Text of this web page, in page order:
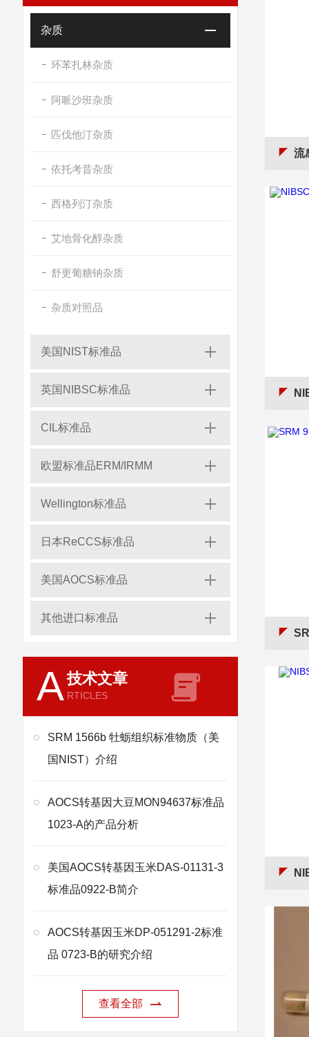
杂质
环苯扎林杂质
阿哌沙班杂质
匹伐他汀杂质
依托考昔杂质
西格列汀杂质
艾地骨化醇杂质
舒更葡糖钠杂质
杂质对照品
美国NIST标准品
英国NIBSC标准品
CIL标准品
欧盟标准品ERM/IRMM
Wellington标准品
日本ReCCS标准品
美国AOCS标准品
其他进口标准品
A技术文章
RTICLES
SRM 1566b 牡蛎组织标准物质（美
国NIST）介绍
AOCS转基因大豆MON94637标准品
1023-A的产品分析
美国AOCS转基因玉米DAS-01131-3
标准品0922-B简介
AOCS转基因玉米DP-051291-2标准
品 0723-B的研究介绍
查看全部
流